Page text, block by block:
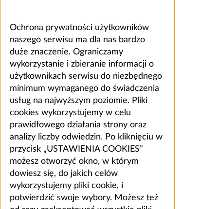
Ochrona prywatności użytkowników
naszego serwisu ma dla nas bardzo
duże znaczenie. Ograniczamy
wykorzystanie i zbieranie informacji o
użytkownikach serwisu do niezbędnego
minimum wymaganego do świadczenia
usług na najwyższym poziomie. Pliki
cookies wykorzystujemy w celu
prawidłowego działania strony oraz
analizy liczby odwiedzin. Po kliknięciu w
przycisk „USTAWIENIA COOKIES”
możesz otworzyć okno, w którym
dowiesz się, do jakich celów
wykorzystujemy pliki cookie, i
potwierdzić swoje wybory. Możesz też